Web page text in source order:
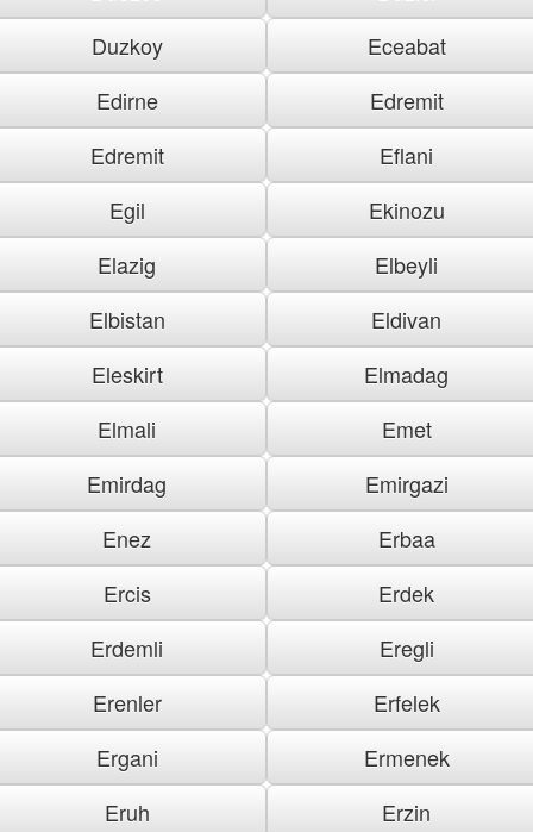
Duzkoy
Eceabat
Edirne
Edremit
Edremit
Eflani
Egil
Ekinozu
Elazig
Elbeyli
Elbistan
Eldivan
Eleskirt
Elmadag
Elmali
Emet
Emirdag
Emirgazi
Enez
Erbaa
Ercis
Erdek
Erdemli
Eregli
Erenler
Erfelek
Ergani
Ermenek
Eruh
Erzin